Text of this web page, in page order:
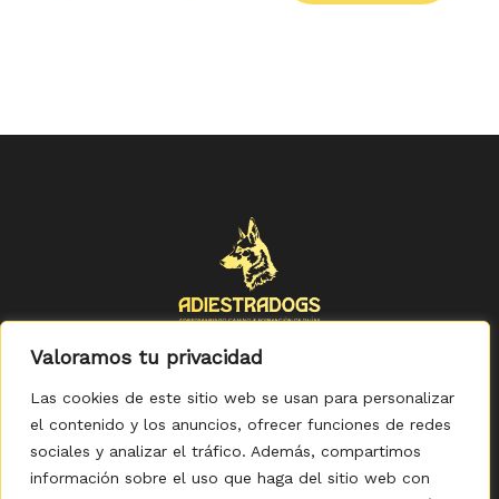
Valoramos tu privacidad
Las cookies de este sitio web se usan para personalizar
el contenido y los anuncios, ofrecer funciones de redes
sociales y analizar el tráfico. Además, compartimos
información sobre el uso que haga del sitio web con
Política de Privacidad -Política de Cookies-Aviso legal
Accesibilidad- Condiciones Generales de Compra